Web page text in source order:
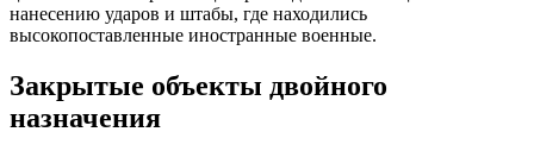
нанесению ударов и штабы, где находились
высокопоставленные иностранные военные.
Закрытые объекты двойного
назначения